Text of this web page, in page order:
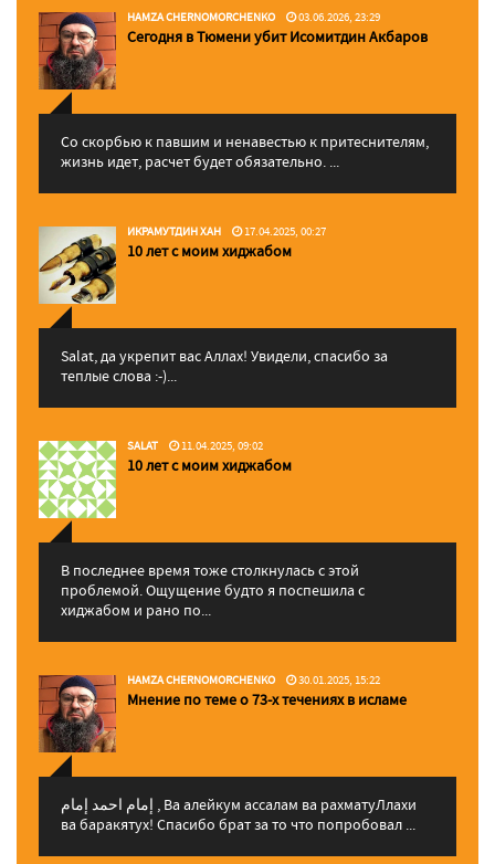
HAMZA CHERNOMORCHENKO 03.06.2026, 23:29
Сегодня в Тюмени убит Исомитдин Акбаров
Со скорбью к павшим и ненавестью к притеснителям,
жизнь идет, расчет будет обязательно. ...
ИКРАМУТДИН ХАН 17.04.2025, 00:27
10 лет с моим хиджабом
Salat, да укрепит вас Аллаx! Увидели, спасибо за
теплые слова :-)...
SALAT 11.04.2025, 09:02
10 лет с моим хиджабом
В последнее время тоже столкнулась с этой
проблемой. Ощущение будто я поспешила с
хиджабом и рано по...
HAMZA CHERNOMORCHENKO 30.01.2025, 15:22
Мнение по теме о 73-х течениях в исламе
إمام احمد إمام , Ва алейкум ассалам ва рахматуЛлахи
ва баракятух! Спасибо брат за то что попробовал ...